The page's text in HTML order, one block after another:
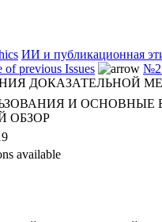
ИИ и публикационная
of previous Issues
№2
ДОКАЗАТЕЛЬНОЙ
И ОСНОВНЫЕ
ОБЗОР
available